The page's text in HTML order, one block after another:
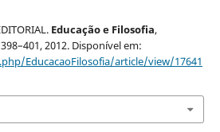
Educação e Filosofia,
2012. Disponível em:
EducacaoFilosofia/article/view/17641